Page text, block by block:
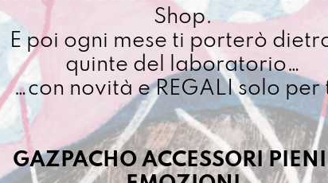
Cuciamo ogni
4/5 giorni
importo
Dettagli
Shop.
E poi ogni mese ti porterò
quinte del laboratorio…
…con novità e REGALI solo per
GAZPACHO ACCESSORI PIENI